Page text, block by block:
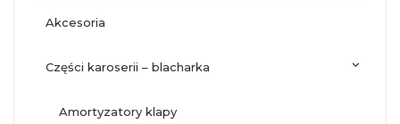
akcesoria
części karoserii – blacharka
amortyzatory klapy